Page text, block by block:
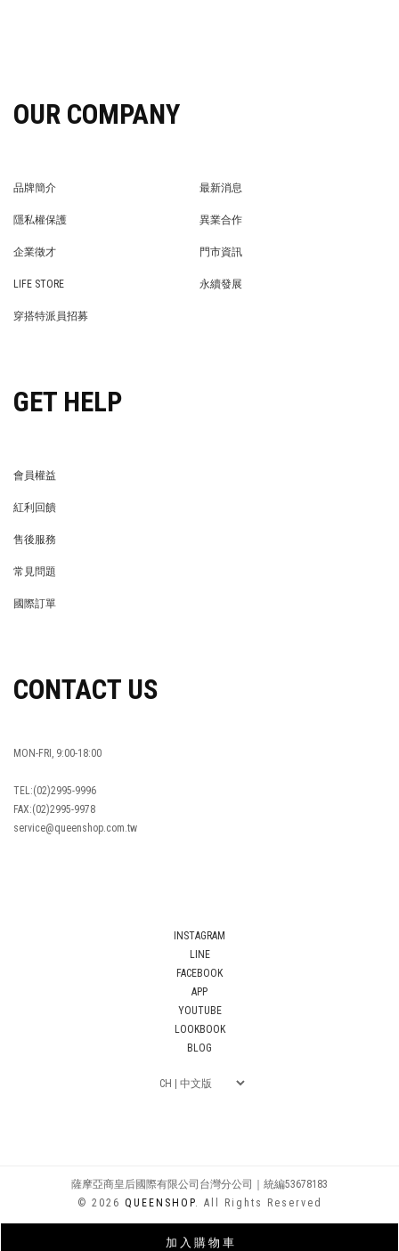
加 入 購 物 車
OUR COMPANY
品牌簡介
最新消息
隱私權保護
異業合作
企業徵才
門市資訊
LIFE STORE
永續發展
穿搭特派員招募
GET HELP
會員權益
紅利回饋
售後服務
常見問題
國際訂單
CONTACT US
MON-FRI, 9:00-18:00
TEL:(02)2995-9996
FAX:(02)2995-9978
service@queenshop.com.tw
INSTAGRAM
LINE
FACEBOOK
APP
YOUTUBE
LOOKBOOK
BLOG
薩摩亞商皇后國際有限公司台灣分公司｜統編53678183
© 2026 QUEENSHOP. All Rights Reserved